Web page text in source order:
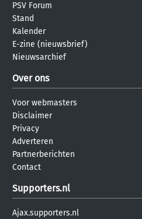
PSV Forum
Stand
Kalender
E-zine (nieuwsbrief)
Nieuwsarchief
Over ons
Voor webmasters
Disclaimer
Privacy
Adverteren
Partnerberichten
Contact
Supporters.nl
Ajax.supporters.nl